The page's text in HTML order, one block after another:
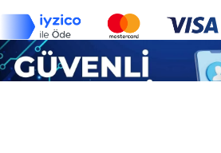
No:21 Başakşehir/